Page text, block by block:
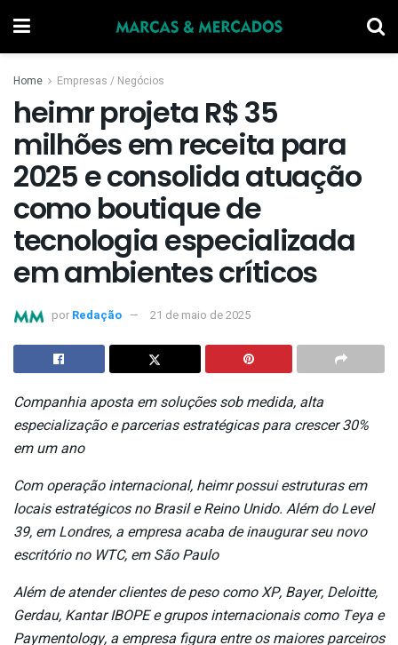
Home Empresas / Negócios
heimr projeta R$ 35
milhões em receita para
2025 e consolida atuação
como boutique de
tecnologia especializada
em ambientes críticos
por Redação 21 de maio de 2025
Companhia aposta em soluções sob medida, alta
especialização e parcerias estratégicas para crescer 30%
em um ano
Com operação internacional, heimr possui estruturas em
locais estratégicos no Brasil e Reino Unido. Além do Level
39, em Londres, a empresa acaba de inaugurar seu novo
escritório no WTC, em São Paulo
Além de atender clientes de peso como XP, Bayer, Deloitte,
Gerdau, Kantar IBOPE e grupos internacionais como Teya e
Paymentology, a empresa figura entre os maiores parceiros